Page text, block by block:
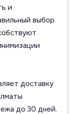
и
выбор
доставку
до 30 дней.